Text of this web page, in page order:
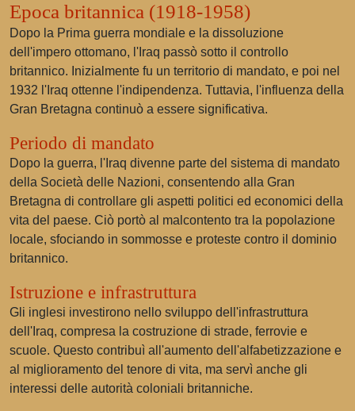
Epoca britannica (1918-1958)
Dopo la Prima guerra mondiale e la dissoluzione
dell'impero ottomano, l'Iraq passò sotto il controllo
britannico. Inizialmente fu un territorio di mandato, e poi nel
1932 l'Iraq ottenne l'indipendenza. Tuttavia, l'influenza della
Gran Bretagna continuò a essere significativa.
Periodo di mandato
Dopo la guerra, l'Iraq divenne parte del sistema di mandato
della Società delle Nazioni, consentendo alla Gran
Bretagna di controllare gli aspetti politici ed economici della
vita del paese. Ciò portò al malcontento tra la popolazione
locale, sfociando in sommosse e proteste contro il dominio
britannico.
Istruzione e infrastruttura
Gli inglesi investirono nello sviluppo dell'infrastruttura
dell'Iraq, compresa la costruzione di strade, ferrovie e
scuole. Questo contribuì all'aumento dell'alfabetizzazione e
al miglioramento del tenore di vita, ma servì anche gli
interessi delle autorità coloniali britanniche.